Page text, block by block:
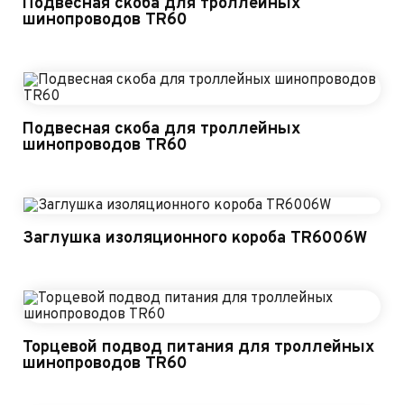
шинопроводов TR60
Подвесная скоба для троллейных
шинопроводов TR60
Заглушка изоляционного короба TR6006W
Торцевой подвод питания для троллейных
шинопроводов TR60